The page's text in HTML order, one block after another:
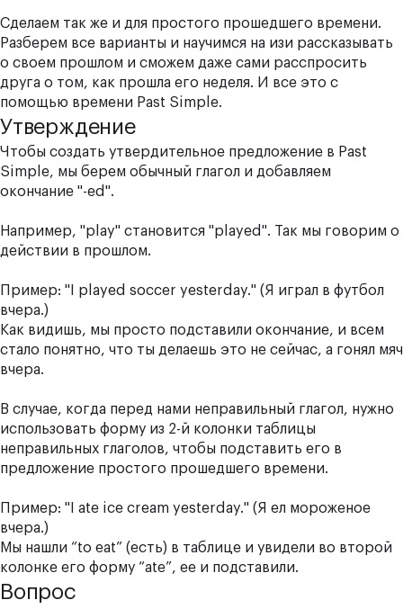
Сделаем так же и для простого прошедшего времени.
Разберем все варианты и научимся на изи рассказывать
о своем прошлом и сможем даже сами расспросить
друга о том, как прошла его неделя. И все это с
помощью времени Past Simple.
Утверждение
Чтобы создать утвердительное предложение в Past
Simple, мы берем обычный глагол и добавляем
окончание "-ed".
Например, "play" становится "played". Так мы говорим о
действии в прошлом.
Пример: "I played soccer yesterday." (Я играл в футбол
вчера.)
Как видишь, мы просто подставили окончание, и всем
стало понятно, что ты делаешь это не сейчас, а гонял мяч
вчера.
В случае, когда перед нами неправильный глагол, нужно
использовать форму из 2-й колонки таблицы
неправильных глаголов, чтобы подставить его в
предложение простого прошедшего времени.
Пример: "I ate ice cream yesterday." (Я ел мороженое
вчера.)
Мы нашли “to eat” (есть) в таблице и увидели во второй
колонке его форму “ate”, ее и подставили.
Вопрос